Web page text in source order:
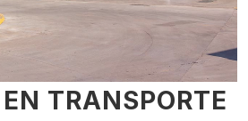
TRANSPORTE